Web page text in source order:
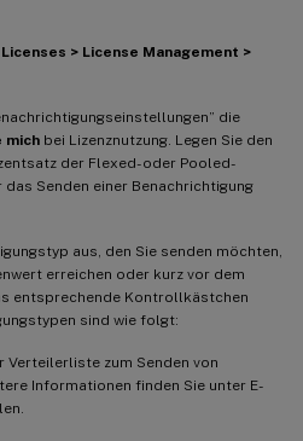
Licenses > License Management >
die
mich bei Lizenznutzung. Legen Sie den
der Flexed- oder Pooled-
Senden einer Benachrichtigung
aus, den Sie senden möchten,
erreichen oder kurz vor dem
entsprechende Kontrollkästchen
sind wie folgt:
Verteilerliste zum Senden von
Informationen finden Sie unter E-